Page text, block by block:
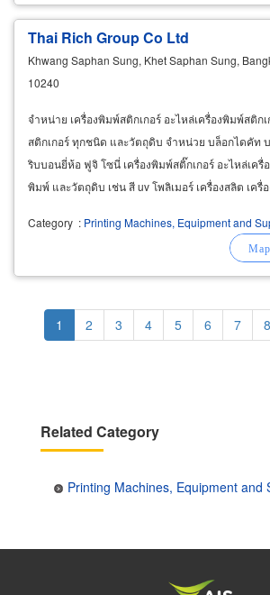
Thai Rich Group Co Ltd
Khwang Saphan Sung, Khet Saphan Sung,
10240
จำหน่าย เครื่องพิมพ์สติกเกอร์ อะไหล่เครื่องพิมพ์สติ
สติกเกอร์ ทุกชนิด และวัตถุดิบ จำหน่วย บล็อกไดคัท
ริบบอนยี่ห้อ ฟูจิ โซนี่ เครื่องพิมพ์สติ๊กเกอร์ อะไหล่เค
พิมพ์ และวัตถุดิบ เช่น สี uv โพลิเมอร์ เครื่องสลิต เครื่
Category : Printing Machines, Equipment and
Pagination
Current
page
1 Page
2 Page
3 Page
4 Page
5 Page
6 Page
7 8
Related Category
Printing Machines, Equipment and